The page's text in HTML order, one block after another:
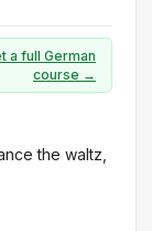
a full German
course →
the waltz,